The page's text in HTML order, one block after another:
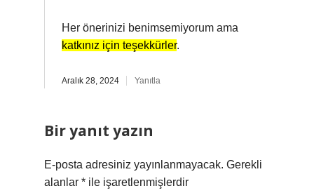
Her önerinizi benimsemiyorum ama
katkınız için teşekkürler.
Aralık 28, 2024 Yanıtla
Bir yanıt yazın
E-posta adresiniz yayınlanmayacak. Gerekli
alanlar * ile işaretlenmişlerdir